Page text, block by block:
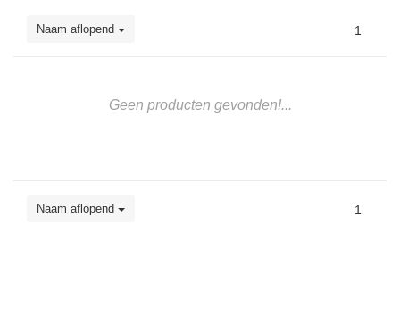
Naam aflopend 1
Geen producten gevonden!...
Naam aflopend 1